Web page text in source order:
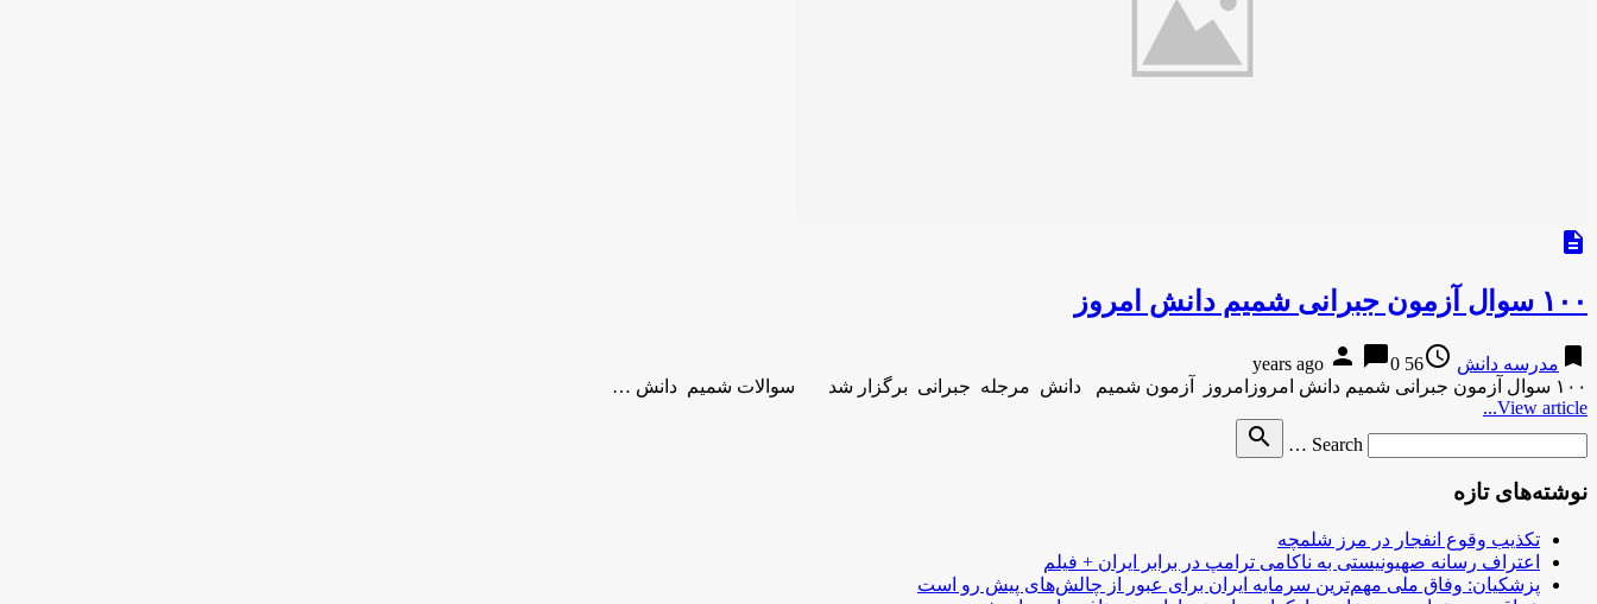
description
۱۰۰ سوال آزمون جبرانی شمیم دانش امروز
bookmark مدرسه دانش access_time
56 years ago
person chat_bubble0
۱۰۰ سوال آزمون جبرانی شمیم دانش امروزامروز آزمون شمیم دانش مرجله جبرانی برگزار شد سوالات شمیم دانش …
View article...
Search …
search
نوشته‌های تازه
تکذیب وقوع انفجار در مرز شلمچه
اعتراف رسانه صهیونیستی به ناکامی ترامپ در برابر ایران + فیلم
پزشکیان: وفاق ملی مهم‌ترین سرمایه ایران برای عبور از چالش‌های پیش رو است